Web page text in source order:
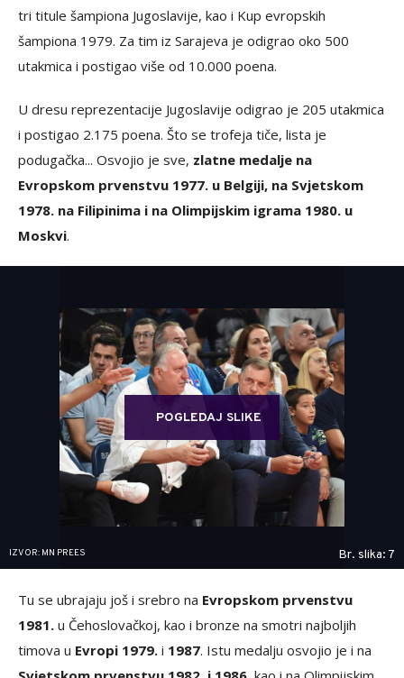
tri titule šampiona Jugoslavije, kao i Kup evropskih
šampiona 1979. Za tim iz Sarajeva je odigrao oko 500
utakmica i postigao više od 10.000 poena.
U dresu reprezentacije Jugoslavije odigrao je 205 utakmica
i postigao 2.175 poena. Što se trofeja tiče, lista je
podugačka... Osvojio je sve, zlatne medalje na
Evropskom prvenstvu 1977. u Belgiji, na Svjetskom
1978. na Filipinima i na Olimpijskim igrama 1980. u
Moskvi.
POGLEDAJ SLIKE
IZVOR: MN PREES Br. slika: 7
Tu se ubrajaju još i srebro na Evropskom prvenstvu
1981. u Čehoslovačkoj, kao i bronze na smotri najboljih
timova u Evropi 1979. i 1987. Istu medalju osvojio je i na